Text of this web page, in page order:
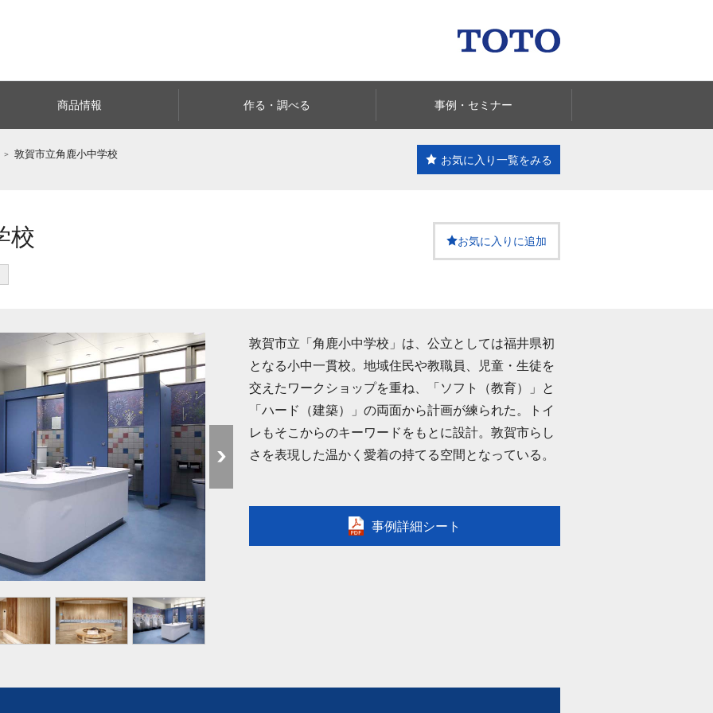
商品情報 作る・調べる 事例・セミナー
敦賀市立角鹿小中学校 お気に入り一覧をみる
校 お気に入りに追加
敦賀市立「角鹿小中学校」は、公立としては福井県初
となる小中一貫校。地域住民や教職員、児童・生徒を
交えたワークショップを重ね、「ソフト（教育）」と
「ハード（建築）」の両面から計画が練られた。トイ
レもそこからのキーワードをもとに設計。敦賀市らし
さを表現した温かく愛着の持てる空間となっている。
事例詳細シート